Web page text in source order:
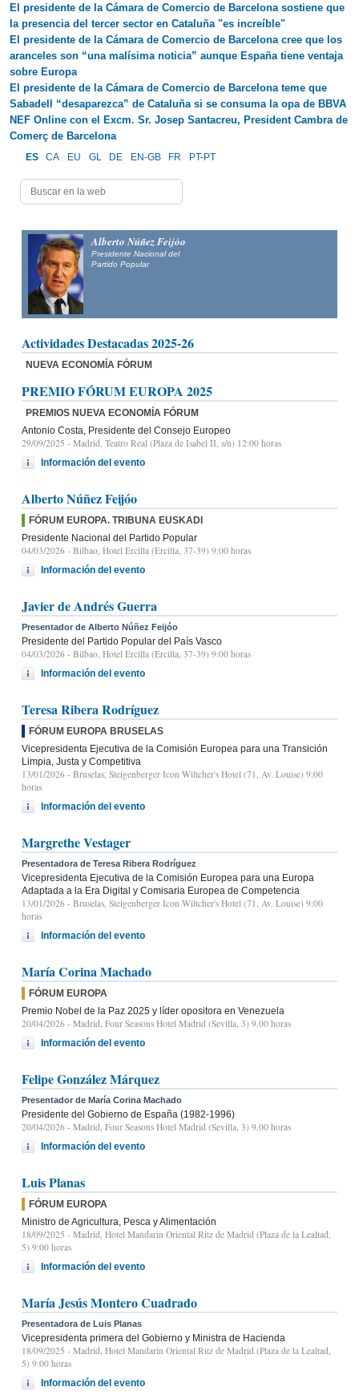
El presidente de la Cámara de Comercio de Barcelona sostiene que
la presencia del tercer sector en Cataluña "es increíble"
El presidente de la Cámara de Comercio de Barcelona cree que los
aranceles son “una malísima noticia” aunque España tiene ventaja
sobre Europa
El presidente de la Cámara de Comercio de Barcelona teme que
Sabadell “desaparezca” de Cataluña si se consuma la opa de BBVA
NEF Online con el Excm. Sr. Josep Santacreu, President Cambra de
Comerç de Barcelona
ES CA EU GL DE EN-GB FR PT-PT
Alberto Núñez Feijóo
Presidente Nacional del
Partido Popular
Actividades Destacadas 2025-26
NUEVA ECONOMÍA FÓRUM
PREMIO FÓRUM EUROPA 2025
PREMIOS NUEVA ECONOMÍA FÓRUM
Antonio Costa, Presidente del Consejo Europeo
29/09/2025 - Madrid, Teatro Real (Plaza de Isabel II, s/n) 12:00 horas
Información del evento
Alberto Núñez Feijóo
FÓRUM EUROPA. TRIBUNA EUSKADI
Presidente Nacional del Partido Popular
04/03/2026 - Bilbao, Hotel Ercilla (Ercilla, 37-39) 9:00 horas
Información del evento
Javier de Andrés Guerra
Presentador de Alberto Núñez Feijóo
Presidente del Partido Popular del País Vasco
04/03/2026 - Bilbao, Hotel Ercilla (Ercilla, 37-39) 9:00 horas
Información del evento
Teresa Ribera Rodríguez
FÓRUM EUROPA BRUSELAS
Vicepresidenta Ejecutiva de la Comisión Europea para una Transición
Limpia, Justa y Competitiva
13/01/2026 - Bruselas, Steigenberger Icon Wiltcher's Hotel (71, Av. Louise) 9:00
horas
Información del evento
Margrethe Vestager
Presentadora de Teresa Ribera Rodríguez
Vicepresidenta Ejecutiva de la Comisión Europea para una Europa
Adaptada a la Era Digital y Comisaria Europea de Competencia
13/01/2026 - Bruselas, Steigenberger Icon Wiltcher's Hotel (71, Av. Louise) 9:00
horas
Información del evento
María Corina Machado
FÓRUM EUROPA
Premio Nobel de la Paz 2025 y líder opositora en Venezuela
20/04/2026 - Madrid, Four Seasons Hotel Madrid (Sevilla, 3) 9.00 horas
Información del evento
Felipe González Márquez
Presentador de María Corina Machado
Presidente del Gobierno de España (1982-1996)
20/04/2026 - Madrid, Four Seasons Hotel Madrid (Sevilla, 3) 9.00 horas
Información del evento
Luis Planas
FÓRUM EUROPA
Ministro de Agricultura, Pesca y Alimentación
18/09/2025 - Madrid, Hotel Mandarin Oriental Ritz de Madrid (Plaza de la Lealtad,
5) 9:00 horas
Información del evento
María Jesús Montero Cuadrado
Presentadora de Luis Planas
Vicepresidenta primera del Gobierno y Ministra de Hacienda
18/09/2025 - Madrid, Hotel Mandarin Oriental Ritz de Madrid (Plaza de la Lealtad,
5) 9:00 horas
Información del evento